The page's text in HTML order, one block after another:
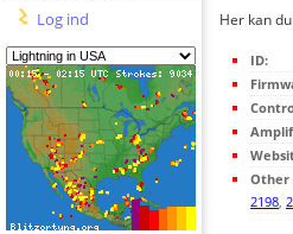
Log ind Her kan
ID:
Other
2198,